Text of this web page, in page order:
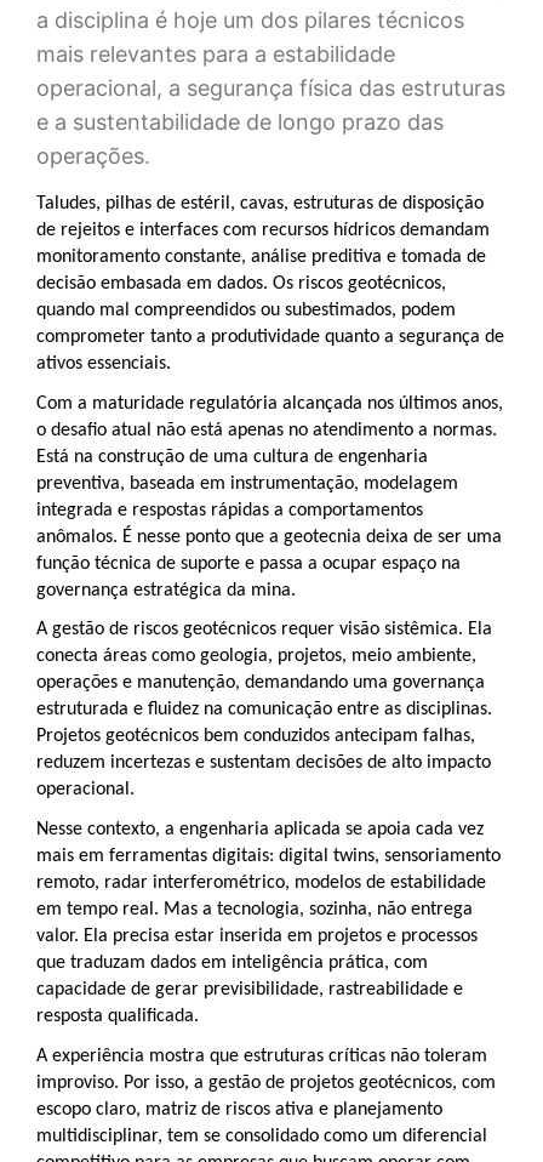
a disciplina é hoje um dos pilares técnicos
mais relevantes para a estabilidade
operacional, a segurança física das estruturas
e a sustentabilidade de longo prazo das
operações.
Taludes, pilhas de estéril, cavas, estruturas de disposição
de rejeitos e interfaces com recursos hídricos demandam
monitoramento constante, análise preditiva e tomada de
decisão embasada em dados. Os riscos geotécnicos,
quando mal compreendidos ou subestimados, podem
comprometer tanto a produtividade quanto a segurança de
ativos essenciais.
Com a maturidade regulatória alcançada nos últimos anos,
o desafio atual não está apenas no atendimento a normas.
Está na construção de uma cultura de engenharia
preventiva, baseada em instrumentação, modelagem
integrada e respostas rápidas a comportamentos
anômalos. É nesse ponto que a geotecnia deixa de ser uma
função técnica de suporte e passa a ocupar espaço na
governança estratégica da mina.
A gestão de riscos geotécnicos requer visão sistêmica. Ela
conecta áreas como geologia, projetos, meio ambiente,
operações e manutenção, demandando uma governança
estruturada e fluidez na comunicação entre as disciplinas.
Projetos geotécnicos bem conduzidos antecipam falhas,
reduzem incertezas e sustentam decisões de alto impacto
operacional.
Nesse contexto, a engenharia aplicada se apoia cada vez
mais em ferramentas digitais: digital twins, sensoriamento
remoto, radar interferométrico, modelos de estabilidade
em tempo real. Mas a tecnologia, sozinha, não entrega
valor. Ela precisa estar inserida em projetos e processos
que traduzam dados em inteligência prática, com
capacidade de gerar previsibilidade, rastreabilidade e
resposta qualificada.
A experiência mostra que estruturas críticas não toleram
improviso. Por isso, a gestão de projetos geotécnicos, com
escopo claro, matriz de riscos ativa e planejamento
multidisciplinar, tem se consolidado como um diferencial